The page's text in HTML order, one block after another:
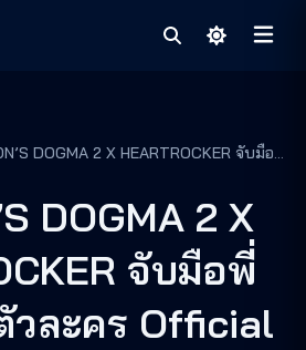
DOGMA 2 X HEARTROCKER จับมือพี่
DOGMA 2 X
จับมือพี่
วละคร Official